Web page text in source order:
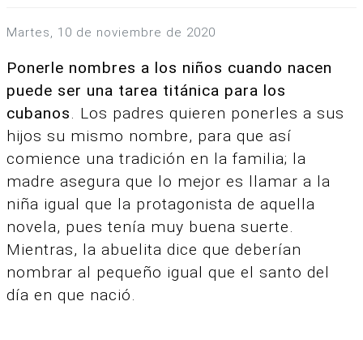
martes, 10 de noviembre de 2020
Ponerle nombres a los niños cuando nacen
puede ser una tarea titánica para los
cubanos. Los padres quieren ponerles a sus
hijos su mismo nombre, para que así
comience una tradición en la familia; la
madre asegura que lo mejor es llamar a la
niña igual que la protagonista de aquella
novela, pues tenía muy buena suerte.
Mientras, la abuelita dice que deberían
nombrar al pequeño igual que el santo del
día en que nació.